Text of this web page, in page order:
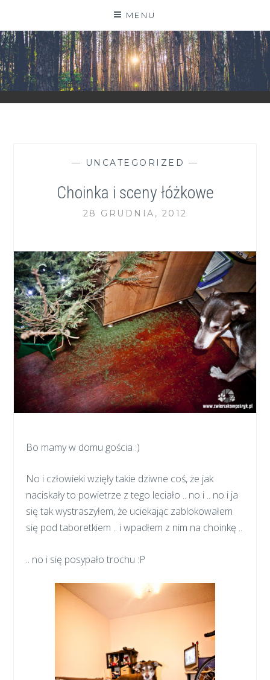
content
MENU
ZGRANESTADO.PL
FOTOGRAFICZNE ZAPISKI DNIA CODZIENNEGO
— UNCATEGORIZED —
Choinka i sceny łóżkowe
28 GRUDNIA, 2012
Bo mamy w domu gościa :)
No i człowieki wzięły takie dziwne coś, że jak
naciskały to powietrze z tego leciało .. no i .. no i ja
się tak wystraszyłem, że uciekając zablokowałem
się pod taboretkiem .. i wpadłem z nim na choinkę ..
.. no i się posypało trochu :P